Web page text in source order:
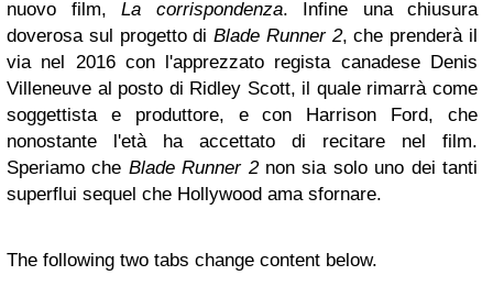
nuovo film, La corrispondenza. Infine una chiusura
doverosa sul progetto diBlade Runner 2, che prenderà il
via nel 2016 con l'apprezzato regista canadese Denis
Villeneuve al posto di Ridley Scott, il quale rimarrà come
soggettista e produttore, e con Harrison Ford, che
nonostante l'età ha accettato di recitare nel film.
Speriamo che Blade Runner 2non sia solo uno dei tanti
superflui sequel che Hollywood ama sfornare.
The following two tabs change content below.